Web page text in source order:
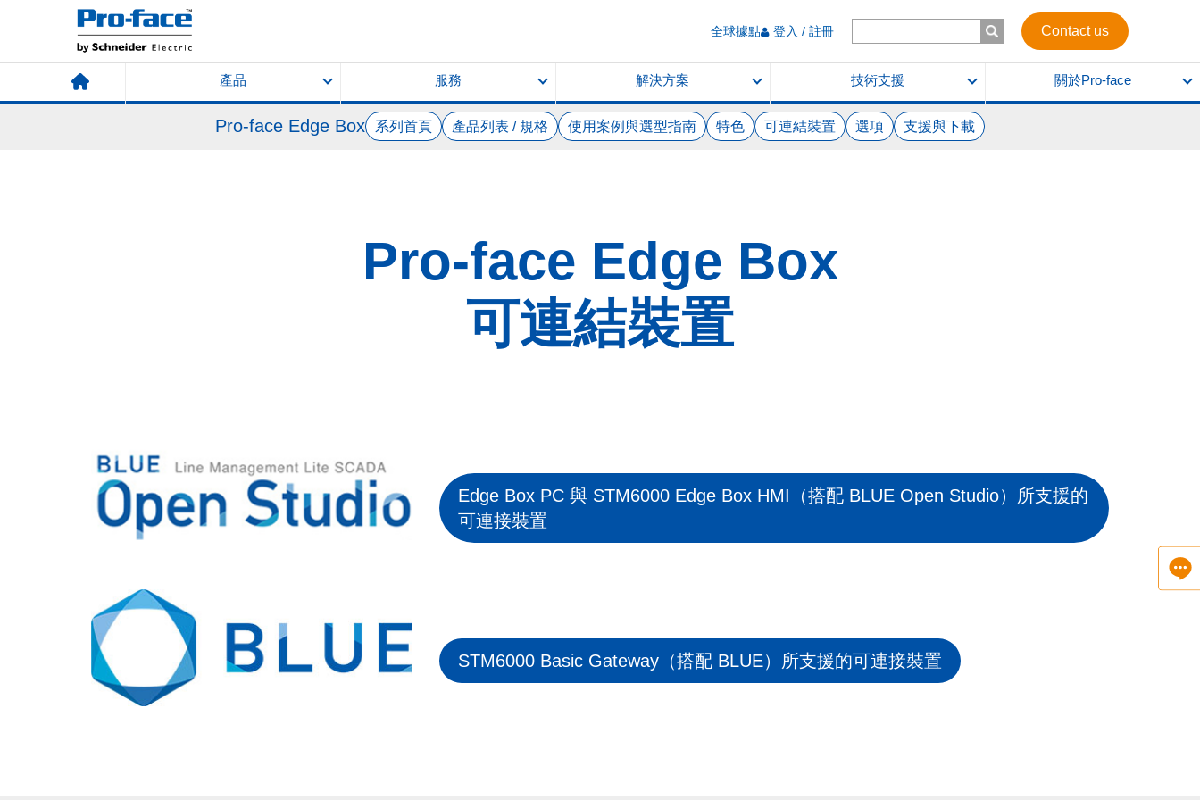
全球據點 登入 / 註冊 Contact us
產品 服務 解決方案 技術支援 關於Pro-face
Pro-face Edge Box 系列首頁 產品列表 / 規格 使用案例與選型指南 特色 可連結裝置 選項 支援與下載
Pro-face Edge Box
可連結裝置
Edge Box PC 與 STM6000 Edge Box HMI（搭配 BLUE Open Studio）所支援的
可連接裝置
STM6000 Basic Gateway（搭配 BLUE）所支援的可連接裝置